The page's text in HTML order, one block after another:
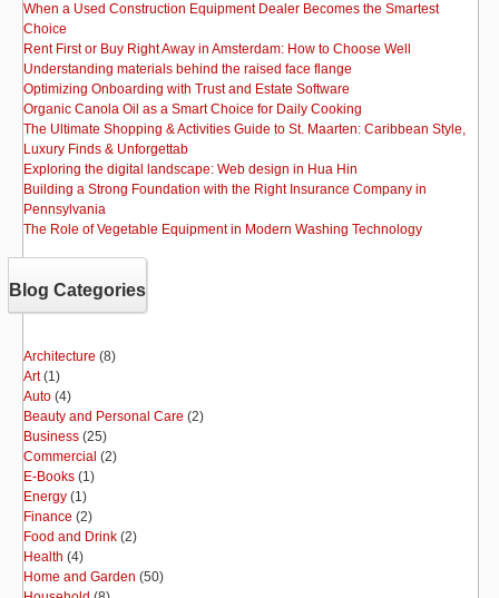
When a Used Construction Equipment Dealer Becomes the Smartest
Choice
Rent First or Buy Right Away in Amsterdam: How to Choose Well
Understanding materials behind the raised face flange
Optimizing Onboarding with Trust and Estate Software
Organic Canola Oil as a Smart Choice for Daily Cooking
The Ultimate Shopping & Activities Guide to St. Maarten: Caribbean Style,
Luxury Finds & Unforgettab
Exploring the digital landscape: Web design in Hua Hin
Building a Strong Foundation with the Right Insurance Company in
Pennsylvania
The Role of Vegetable Equipment in Modern Washing Technology
Blog Categories
Architecture (8)
Art(1)
Auto (4)
Beauty and Personal Care (2)
Business (25)
Commercial (2)
E-Books (1)
Energy (1)
Finance (2)
Food and Drink (2)
Health (4)
Home and Garden (50)